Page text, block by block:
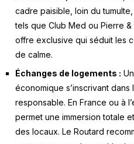
cadre paisible, loin du
tels que Club Med ou Pierre
offre exclusive qui séduit les
de calme.
Échanges de logements :
économique s’inscrivant dans
responsable. En France ou à
permet une immersion totale
des locaux. Le Routard